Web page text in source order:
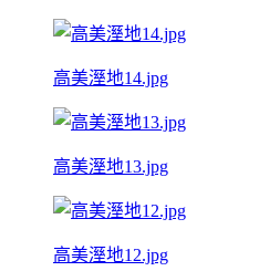
高美溼地14.jpg
高美溼地13.jpg
高美溼地12.jpg